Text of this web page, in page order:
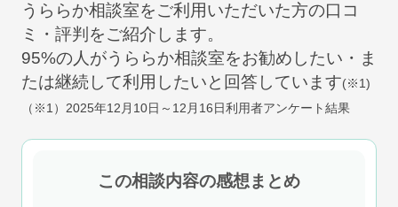
うららか相談室をご利用いただいた方の口コ
ミ・評判をご紹介します。
95%の人がうららか相談室をお勧めしたい・ま
たは継続して利用したいと回答しています(※1)
（※1） 2025年12月10日～12月16日利用者アンケート結果
この相談内容の感想まとめ